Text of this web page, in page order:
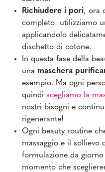
Richiudere i pori, ora
completo: utilizziamo
applicandolo
dischetto di cotone.
In questa fase della
una maschera
esempio. Ma ogni
quindi scegliamo la
nostri bisogni e
rigenerante!
Ogni beauty routine
massaggio e il sollievo
formulazione da
momento che